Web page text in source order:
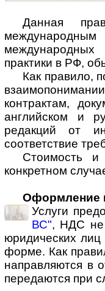
Данная
практики в РФ,
Как правило,
контрактам,
английском и
редакций от
соответствие
Стоимость и
конкретном
Оформление
Услуги
ВС", НДС не
юридических
форме. Как
направляются в
передаются при